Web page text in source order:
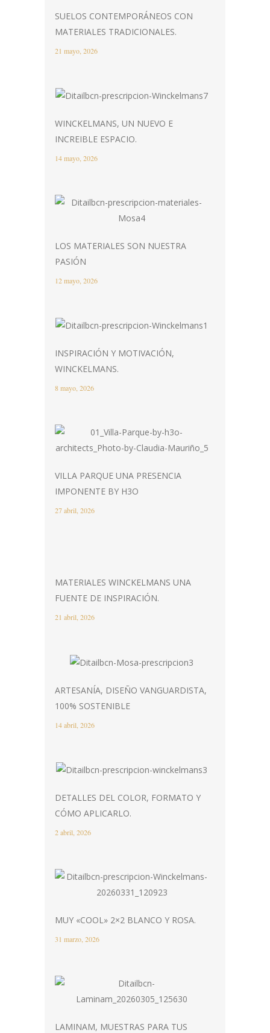
SUELOS CONTEMPORÁNEOS CON
MATERIALES TRADICIONALES.
21 mayo, 2026
WINCKELMANS, UN NUEVO E
INCREIBLE ESPACIO.
14 mayo, 2026
LOS MATERIALES SON NUESTRA
PASIÓN
12 mayo, 2026
INSPIRACIÓN Y MOTIVACIÓN,
WINCKELMANS.
8 mayo, 2026
VILLA PARQUE UNA PRESENCIA
IMPONENTE BY H3O
27 abril, 2026
MATERIALES WINCKELMANS UNA
FUENTE DE INSPIRACIÓN.
21 abril, 2026
ARTESANÍA, DISEÑO VANGUARDISTA,
100% SOSTENIBLE
14 abril, 2026
DETALLES DEL COLOR, FORMATO Y
CÓMO APLICARLO.
2 abril, 2026
MUY «COOL» 2×2 BLANCO Y ROSA.
31 marzo, 2026
LAMINAM, MUESTRAS PARA TUS